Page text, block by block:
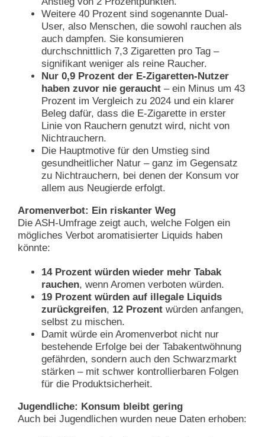
Weitere 40 Prozent sind sogenannte Dual-
User, also Menschen, die sowohl rauchen als
auch dampfen. Sie konsumieren
durchschnittlich 7,3 Zigaretten pro Tag –
signifikant weniger als reine Raucher.
Nur 0,9 Prozent der E-Zigaretten-Nutzer
haben zuvor nie geraucht – ein Minus um 43
Prozent im Vergleich zu 2024 und ein klarer
Beleg dafür, dass die E-Zigarette in erster
Linie von Rauchern genutzt wird, nicht von
Nichtrauchern.
Die Hauptmotive für den Umstieg sind
gesundheitlicher Natur – ganz im Gegensatz
zu Nichtrauchern, bei denen der Konsum vor
allem aus Neugierde erfolgt.
Aromenverbot: Ein riskanter Weg
Die ASH-Umfrage zeigt auch, welche Folgen ein
mögliches Verbot aromatisierter Liquids haben
könnte:
14 Prozent würden wieder mehr Tabak
rauchen, wenn Aromen verboten würden.
19 Prozent würden auf illegale Liquids
zurückgreifen, 12 Prozent würden anfangen,
selbst zu mischen.
Damit würde ein Aromenverbot nicht nur
bestehende Erfolge bei der Tabakentwöhnung
gefährden, sondern auch den Schwarzmarkt
stärken – mit schwer kontrollierbaren Folgen
für die Produktsicherheit.
Jugendliche: Konsum bleibt gering
Auch bei Jugendlichen wurden neue Daten erhoben: